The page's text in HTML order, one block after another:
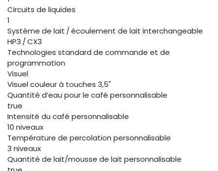
Circuits de liquides
1
Système de lait / écoulement de lait interchangeable
HP3 / CX3
Technologies standard de commande et de
programmation
Visuel
Visuel couleur à touches 3,5"
Quantité d’eau pour le café personnalisable
true
Intensité du café personnalisable
10 niveaux
Température de percolation personnalisable
3 niveaux
Quantité de lait/mousse de lait personnalisable